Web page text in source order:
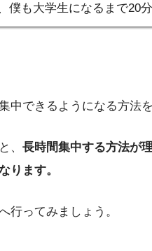
僕も大学生になるまで20
中できるようになる方法
、 長時間集中する方法が
ります。
行ってみましょう。